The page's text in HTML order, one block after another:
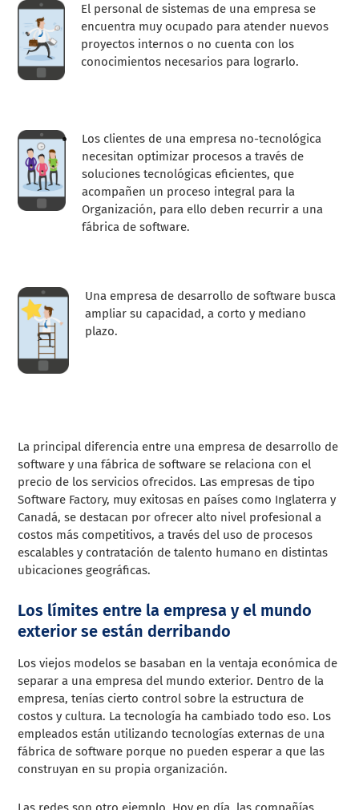
El personal de sistemas de una empresa se
encuentra muy ocupado para atender nuevos
proyectos internos o no cuenta con los
conocimientos necesarios para lograrlo.
Los clientes de una empresa no-tecnológica
necesitan optimizar procesos a través de
soluciones tecnológicas eficientes, que
acompañen un proceso integral para la
Organización, para ello deben recurrir a una
fábrica de software.
Una empresa de desarrollo de software busca
ampliar su capacidad, a corto y mediano
plazo.
La principal diferencia entre una empresa de desarrollo de
software y una fábrica de software se relaciona con el
precio de los servicios ofrecidos. Las empresas de tipo
Software Factory, muy exitosas en países como Inglaterra y
Canadá, se destacan por ofrecer alto nivel profesional a
costos más competitivos, a través del uso de procesos
escalables y contratación de talento humano en distintas
ubicaciones geográficas.
Los límites entre la empresa y el mundo
exterior se están derribando
Los viejos modelos se basaban en la ventaja económica de
separar a una empresa del mundo exterior. Dentro de la
empresa, tenías cierto control sobre la estructura de
costos y cultura. La tecnología ha cambiado todo eso. Los
empleados están utilizando tecnologías externas de una
fábrica de software porque no pueden esperar a que las
construyan en su propia organización.